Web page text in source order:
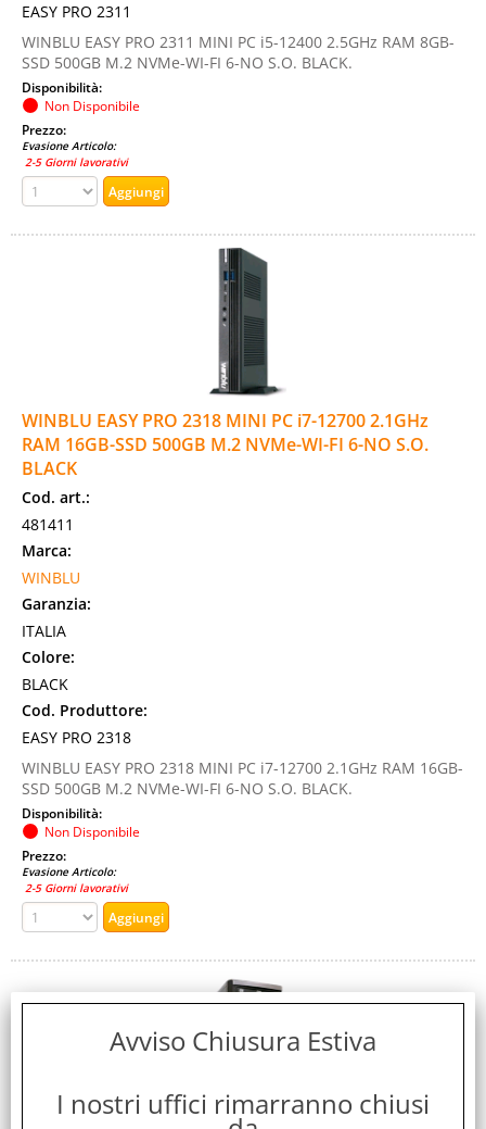
EASY PRO 2311
WINBLU EASY PRO 2311 MINI PC i5-12400 2.5GHz RAM 8GB-
SSD 500GB M.2 NVMe-WI-FI 6-NO S.O. BLACK.
Disponibilità:
Non Disponibile
Prezzo:
Evasione Articolo:
2-5 Giorni lavorativi
WINBLU EASY PRO 2318 MINI PC i7-12700 2.1GHz
RAM 16GB-SSD 500GB M.2 NVMe-WI-FI 6-NO S.O.
BLACK
Cod. art.:
481411
Marca:
WINBLU
Garanzia:
ITALIA
Colore:
BLACK
Cod. Produttore:
EASY PRO 2318
WINBLU EASY PRO 2318 MINI PC i7-12700 2.1GHz RAM 16GB-
SSD 500GB M.2 NVMe-WI-FI 6-NO S.O. BLACK.
Disponibilità:
Non Disponibile
Prezzo:
Evasione Articolo:
2-5 Giorni lavorativi
Avviso Chiusura Estiva
I nostri uffici rimarranno chiusi